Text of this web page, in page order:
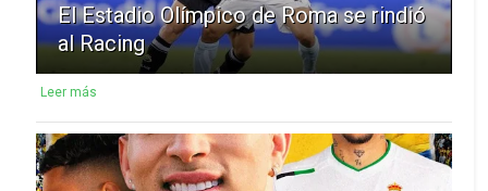
El Estadio Olímpico de Roma se rindió
al Racing
Leer más